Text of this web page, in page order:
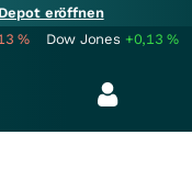
eröffnen
% Dow Jones +0,13%